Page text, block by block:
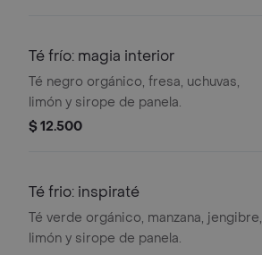
Té frío: magia interior
Té negro orgánico, fresa, uchuvas,
limón y sirope de panela.
$ 12.500
Té frio: inspiraté
Té verde orgánico, manzana, jengibre,
limón y sirope de panela.